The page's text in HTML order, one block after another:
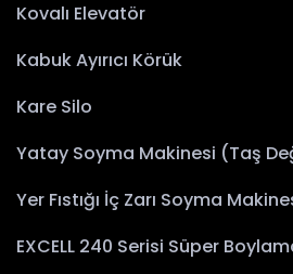
Kovalı Elevatör
Kabuk Ayırıcı Körük
Kare Silo
Yatay Soyma Makinesi (Taş
Yer Fıstığı İç Zarı Soyma
EXCELL 240 Serisi Süper